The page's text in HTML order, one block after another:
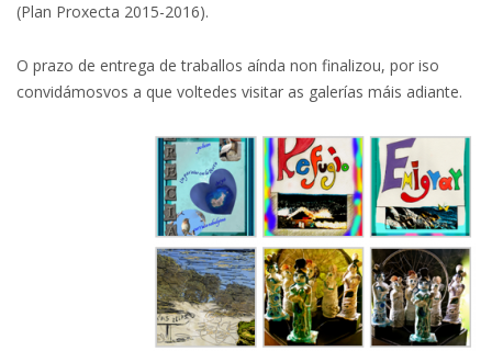
(Plan Proxecta 2015-2016).
O prazo de entrega de traballos aínda non finalizou, por iso
convidámosvos a que voltedes visitar as galerías máis adiante.